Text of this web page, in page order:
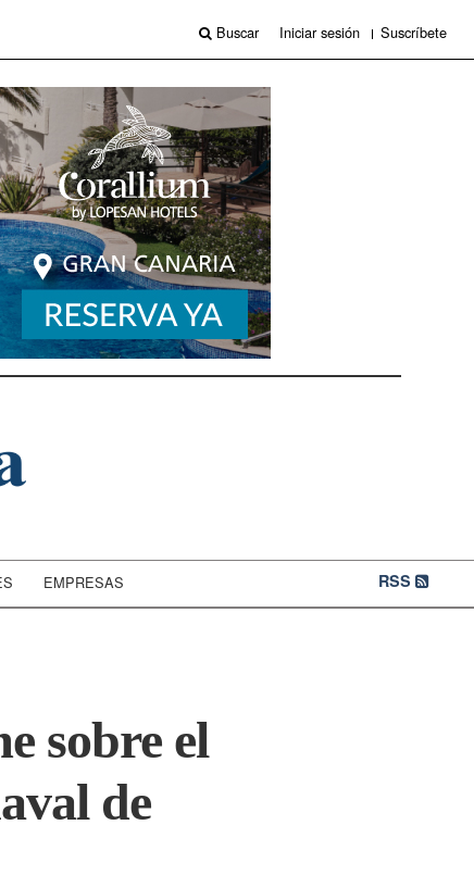
Buscar Iniciar sesión Suscríbete
EMPRESAS RSS
sobre el
de